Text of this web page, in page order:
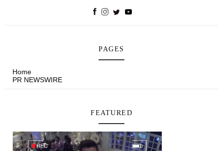
PAGES
Home
PR NEWSWIRE
FEATURED